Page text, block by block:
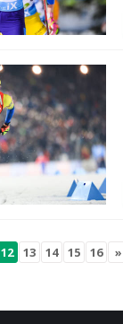
12 13 14 15 16 »